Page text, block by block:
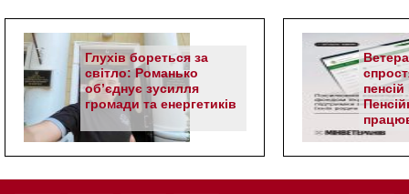
Глухів бореться за
світло: Романько
об’єднує зусилля
громади та енергетиків